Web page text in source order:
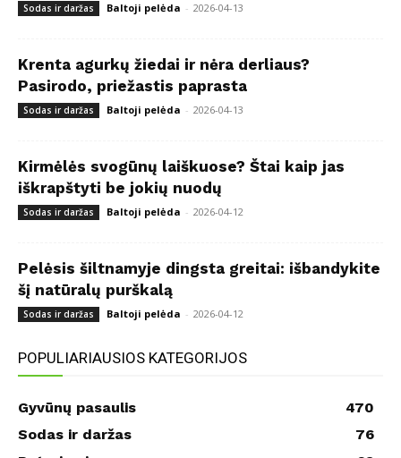
Sodas ir daržas Baltoji pelėda - 2026-04-13
Krenta agurkų žiedai ir nėra derliaus?
Pasirodo, priežastis paprasta
Sodas ir daržas Baltoji pelėda - 2026-04-13
Kirmėlės svogūnų laiškuose? Štai kaip jas
iškrapštyti be jokių nuodų
Sodas ir daržas Baltoji pelėda - 2026-04-12
Pelėsis šiltnamyje dingsta greitai: išbandykite
šį natūralų purškalą
Sodas ir daržas Baltoji pelėda - 2026-04-12
POPULIARIAUSIOS KATEGORIJOS
Gyvūnų pasaulis
470
Sodas ir daržas
76